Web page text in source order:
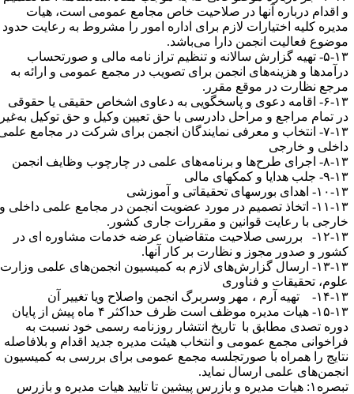
اقدام درباره آنها در صلاحیت خاص مجامع عمومی است، هیات
کلیه اختیارات لازم برای اداره امور را مشروط به رعایت حدود
فعالیت انجمن دارا می‌باشد.
۵-۱۳- تهیه گزارش سالانه و تنظیم تراز نامه مالی و صورتحساب
و هزینه‌های انجمن برای تصویب در مجمع عمومی و ارائه به
نظارت در موقع مقرر.
۶-۱۳- اقامه دعوی و پاسخگویی به دعاوی اشخاص حقیقی یا حقوقی
تمام مراجع و مراحل دادرسی با حق تعیین وکیل و حق توکیل به‌غیر.
۷-۱۳- انتخاب و معرفی نمایندگان انجمن برای شرکت در مجامع علمی
و خارجی
و برنامه‌های علمی در چارچوب وظایف انجمن
هدایا و کمکهای مالی
بورسهای تحقیقاتی و آموزشی
۱۱-۱۳- اتخاذ تصمیم در مورد عضویت انجمن در مجامع علمی داخلی و
با رعایت قوانین و مقررات جاری کشور.
۱۲-۱۳- بررسی صلاحیت متقاضیان عرضه خدمات مشاوره ای در
و صدور مجوز و نظارت بر کار آنها.
۱۳-۱۳- ارسال گزارش‌های لازم به کمیسیون انجمن‌های علمی وزارت
تحقیقات و فناوری
آرم ، مهر وسربرگ انجمن واصلاح ویا تغییر آن
۱۵-۱۳- هیات مدیره موظف است ظرف حداکثر ۴ ماه پیش از پایان
تصدی مطابق با تاریخ انتشار روزنامه رسمی خود نسبت به
مجمع عمومی و انتخاب هیئت مدیره جدید اقدام و بلافاصله
را همراه با صورتجلسه مجمع عمومی برای بررسی به کمیسیون
علمی ارسال نماید.
تبصره۱: هیات مدیره و بازرس پیشین تا تایید هیات مدیره و بازرس